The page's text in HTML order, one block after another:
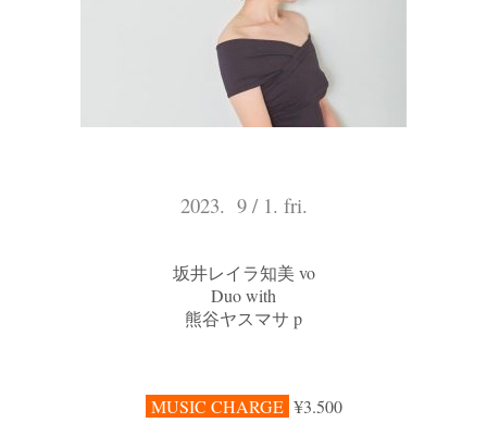
2023. 9 / 1. fri.
坂井レイラ知美 vo
Duo with
熊谷ヤスマサ p
MUSIC CHARGE ¥3.500